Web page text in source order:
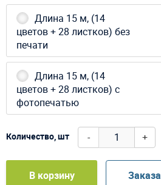
Длина 15 м, (14
цветов + 28 листков) без
печати
Длина 15 м, (14
цветов + 28 листков) с
фотопечатью
Количество, шт - +
В корзину